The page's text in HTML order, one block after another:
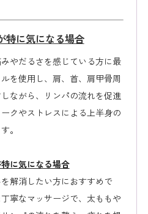
特に気になる場合
やだるさを感じている方に最
を使用し、肩、首、肩甲骨周
ながら、リンパの流れを促進
クやストレスによる上半身の
。
に気になる場合
解消したい方におすすめで
寧なマッサージで、太ももや